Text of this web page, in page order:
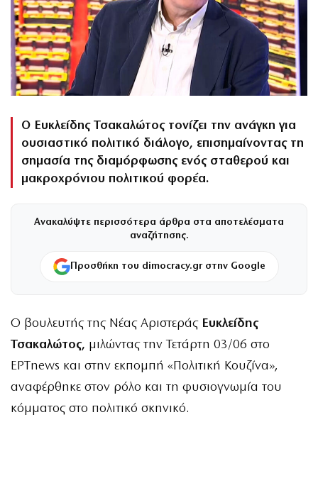
Ο Ευκλείδης Τσακαλώτος τονίζει την ανάγκη για
ουσιαστικό πολιτικό διάλογο, επισημαίνοντας τη
σημασία της διαμόρφωσης ενός σταθερού και
μακροχρόνιου πολιτικού φορέα.
Ανακαλύψτε περισσότερα άρθρα στα αποτελέσματα
αναζήτησης.
Προσθήκη του dimocracy.gr στην Google
Ο βουλευτής της Νέας Αριστεράς Ευκλείδης
Τσακαλώτος, μιλώντας την Τετάρτη 03/06 στο
ΕΡΤnews και στην εκπομπή «Πολιτική Κουζίνα»,
αναφέρθηκε στον ρόλο και τη φυσιογνωμία του
κόμματος στο πολιτικό σκηνικό.